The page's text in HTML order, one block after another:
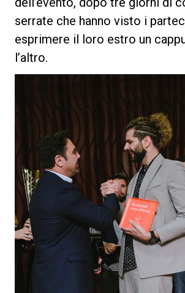
serrate che hanno visto i
esprimere il loro estro un
l’altro.
Privacy Policy